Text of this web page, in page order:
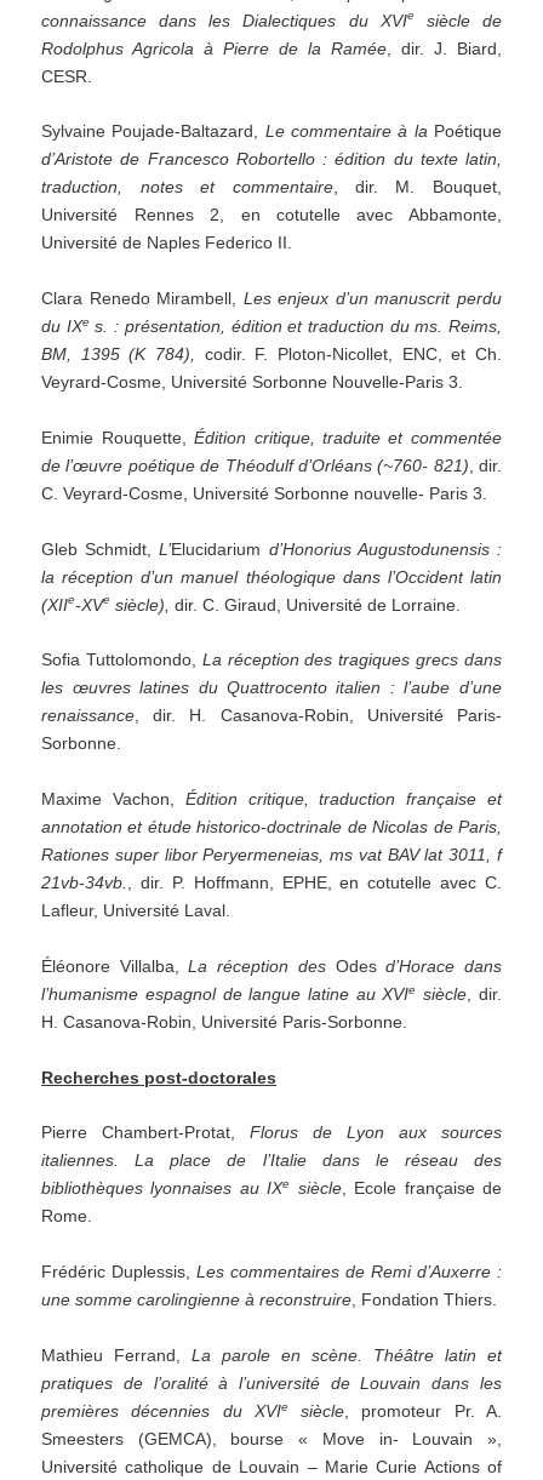
connaissance dans les Dialectiques du XVIesiècle de
Rodolphus Agricola à Pierre de la Ramée, dir. J. Biard,
CESR.
Sylvaine Poujade-Baltazard, Le commentaire à la Poétique
d’Aristote de Francesco Robortello : édition du texte latin,
traduction,
notes etcommentaire, dir. M. Bouquet,
Université Rennes 2, en cotutelle avec Abbamonte,
Université de Naples Federico II.
Clara Renedo Mirambell, Les enjeux d’un manuscrit perdu
du IXe s. : présentation, édition et traduction dums. Reims,
BM, 1395 (K 784), codir. F. Ploton-Nicollet, ENC, et Ch.
Veyrard-Cosme, Université Sorbonne Nouvelle-Paris 3.
Enimie Rouquette,Édition critique, traduite et commentée
de l’œuvre poétique de Théodulf d’Orléans (~760- 821) , dir.
C. Veyrard-Cosme, Université Sorbonne nouvelle- Paris 3.
Gleb Schmidt,L ’Elucidarium d’Honorius Augustodunensis :
la réception d’un manuel théologique dans l’Occident latin
(XIIe-XVe siècle),dir. C. Giraud, Université de Lorraine.
Sofia Tuttolomondo, La réception des tragiques grecs dans
les œuvres latines du Quattrocento italien : l’aube d’une
renaissance, dir. H. Casanova-Robin, Université Paris-
Sorbonne.
Maxime Vachon, Édition critique, traduction française et
annotation et étude historico-doctrinale de Nicolas de Paris,
Rationes super libor Peryermeneias, ms vat BAV lat 3011, f
21vb-34vb.
, dir. P. Hoffmann, EPHE, en cotutelle avec C.
Lafleur, Université Laval.
Éléonore Villalba,La réception des Odesd’Horace dans
l’humanisme espagnol de langue latine au XVIe siècle , dir.
H. Casanova-Robin, Université Paris-Sorbonne.
Recherches post-doctorales
Pierre Chambert-Protat,Florus de Lyon aux
sources
italiennes.
La place de l’Italie dans le réseau
des
bibliothèques lyonnaises au IXe siècle, Ecole française de
Rome.
Frédéric Duplessis,Les commentaires de Remi d’Auxerre :
une somme carolingienne à reconstruire , Fondation Thiers.
Mathieu Ferrand,La parole en scène. Théâtre latin et
pratiques de l’oralité à l’université de Louvain dans les
premières décennies du XVIesiècle , promoteur Pr. A.
Smeesters (GEMCA), bourse « Move in- Louvain »,
Université catholique de Louvain – Marie Curie Actions of